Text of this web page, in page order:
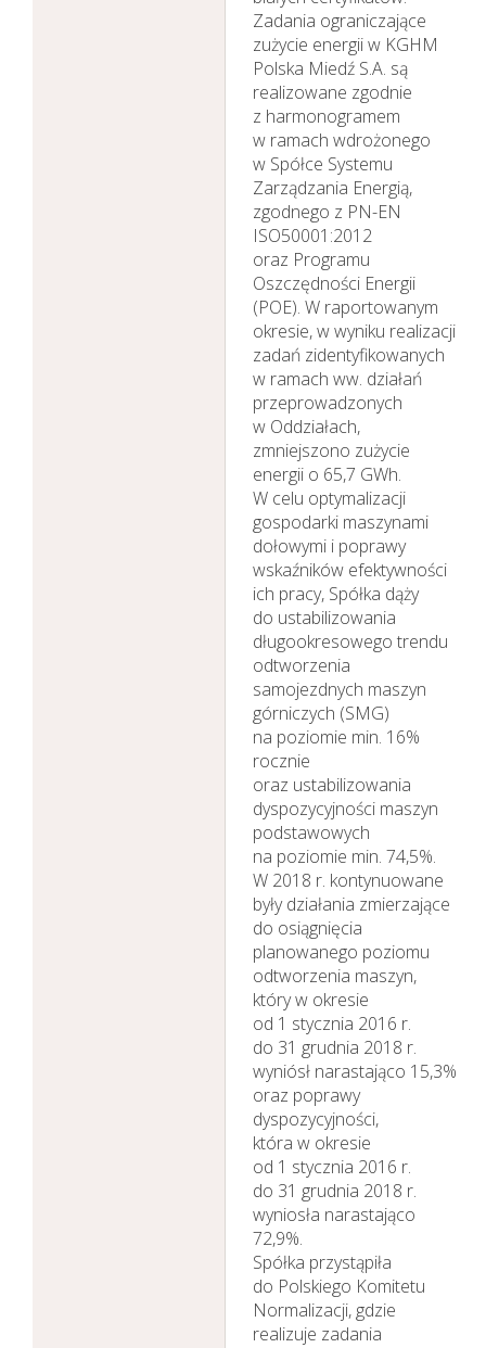
Zadania ograniczające
zużycie energii w KGHM
Polska Miedź S.A. są
realizowane zgodnie
z harmonogramem
w ramach wdrożonego
w Spółce Systemu
Zarządzania Energią,
zgodnego z PN-EN
ISO50001:2012
oraz Programu
Oszczędności Energii
(POE). W raportowanym
okresie, w wyniku realizacji
zadań zidentyfikowanych
w ramach ww. działań
przeprowadzonych
w Oddziałach,
zmniejszono zużycie
energii o 65,7 GWh.
W celu optymalizacji
gospodarki maszynami
dołowymi i poprawy
wskaźników efektywności
ich pracy, Spółka dąży
do ustabilizowania
długookresowego trendu
odtworzenia
samojezdnych maszyn
górniczych (SMG)
na poziomie min. 16%
rocznie
oraz ustabilizowania
dyspozycyjności maszyn
podstawowych
na poziomie min. 74,5%.
W 2018 r. kontynuowane
były działania zmierzające
do osiągnięcia
planowanego poziomu
odtworzenia maszyn,
który w okresie
od 1 stycznia 2016 r.
do 31 grudnia 2018 r.
wyniósł narastająco 15,3%
oraz poprawy
dyspozycyjności,
która w okresie
od 1 stycznia 2016 r.
do 31 grudnia 2018 r.
wyniosła narastająco
72,9%.
Spółka przystąpiła
do Polskiego Komitetu
Normalizacji, gdzie
realizuje zadania